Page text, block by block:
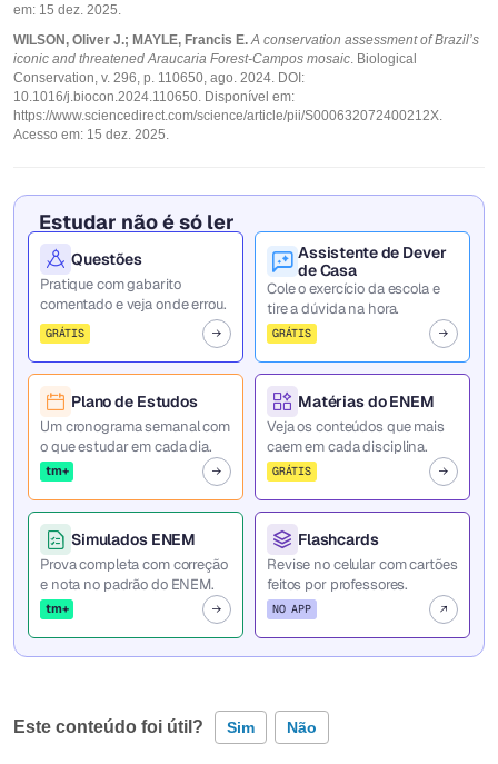
em: 15 dez. 2025.
WILSON, Oliver J.; MAYLE, Francis E. A conservation assessment of Brazil’s
iconic and threatened Araucaria Forest-Campos mosaic . Biological
Conservation, v. 296, p. 110650, ago. 2024. DOI:
10.1016/j.biocon.2024.110650. Disponível em:
https://www.sciencedirect.com/science/article/pii/S000632072400212X.
Acesso em: 15 dez. 2025.
Estudar não é só ler
Questões
Pratique com gabarito
comentado e veja onde errou.
GRÁTIS
Assistente de Dever
de Casa
Cole o exercício da escola e
tire a dúvida na hora.
GRÁTIS
Plano de Estudos
Um cronograma semanal com
o que estudar em cada dia.
tm+
Matérias do ENEM
Veja os conteúdos que mais
caem em cada disciplina.
GRÁTIS
Simulados ENEM
Prova completa com correção
e nota no padrão do ENEM.
tm+
Flashcards
Revise no celular com cartões
feitos por professores.
NO APP
Este conteúdo foi útil? Sim Não